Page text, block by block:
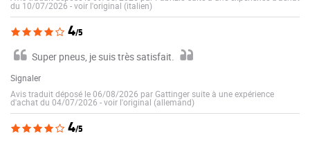
du 10/07/2026 -voir l'original (italien)
4/5
Super pneus, je suis très satisfait.
Signaler
Avis traduit déposé le 06/08/2026 par Gattinger suite à une expérience
d'achat du 04/07/2026 -voir l'original (allemand)
4/5